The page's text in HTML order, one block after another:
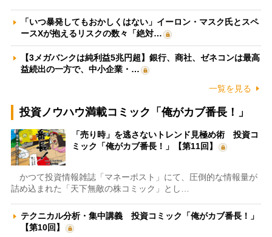
「いつ暴発してもおかしくはない」イーロン・マスク氏とスペ
ースXが抱えるリスクの数々「絶対…
【3メガバンクは純利益5兆円超】銀行、商社、ゼネコンは最高
益続出の一方で、中小企業・…
一覧を見る
投資ノウハウ満載コミック「俺がカブ番長！」
「売り時」を逃さないトレンド見極め術 投資コ
ミック「俺がカブ番長！」【第11回】
かつて投資情報雑誌「マネーポスト」にて、圧倒的な情報量が
詰め込まれた「天下無敵の株コミック」とし…
テクニカル分析・集中講義 投資コミック「俺がカブ番長！」
【第10回】